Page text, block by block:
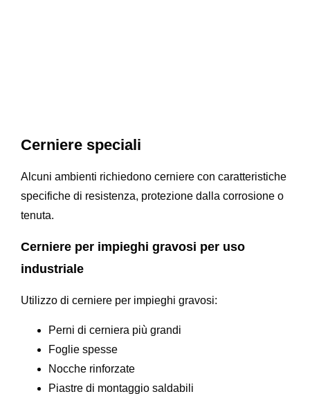
Cerniere speciali
Alcuni ambienti richiedono cerniere con caratteristiche
specifiche di resistenza, protezione dalla corrosione o
tenuta.
Cerniere per impieghi gravosi per uso
industriale
Utilizzo di cerniere per impieghi gravosi:
Perni di cerniera più grandi
Foglie spesse
Nocche rinforzate
Piastre di montaggio saldabili